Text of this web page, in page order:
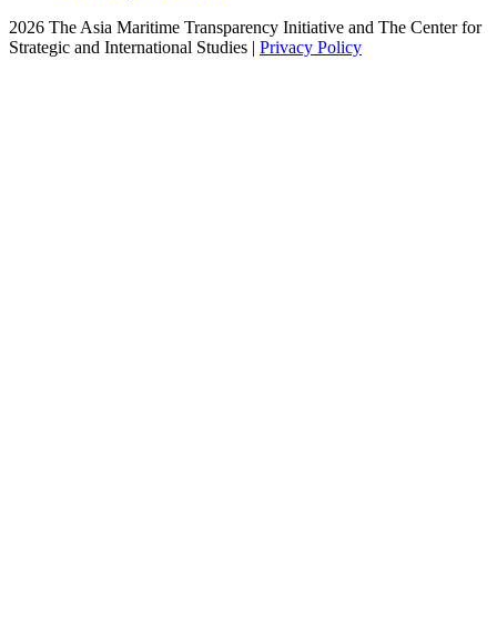
2026 The Asia Maritime Transparency Initiative and The Center for
Strategic and International Studies | Privacy Policy